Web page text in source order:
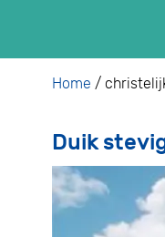
Home /
Duik